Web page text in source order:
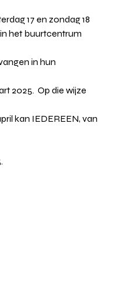
17 en zondag 18
in het buurtcentrum
in hun
2025.  Op die wijze
kan IEDEREEN, van